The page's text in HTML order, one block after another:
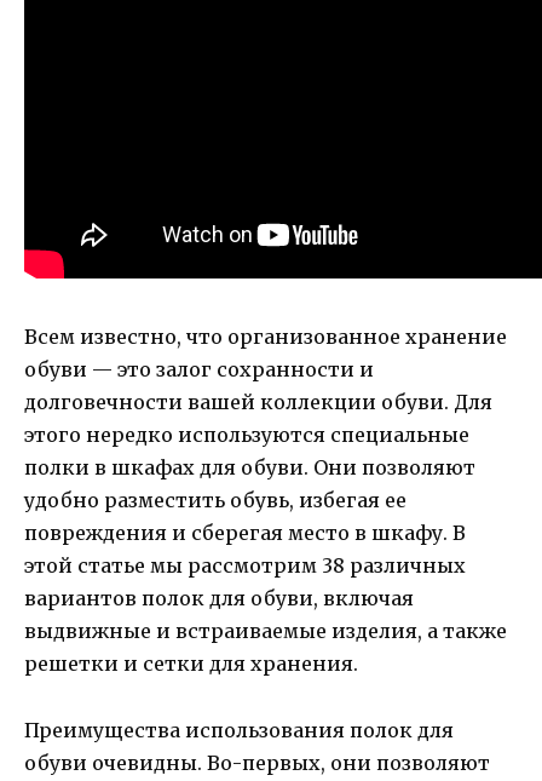
Всем известно, что организованное хранение
обуви — это залог сохранности и
долговечности вашей коллекции обуви. Для
этого нередко используются специальные
полки в шкафах для обуви. Они позволяют
удобно разместить обувь, избегая ее
повреждения и сберегая место в шкафу. В
этой статье мы рассмотрим 38 различных
вариантов полок для обуви, включая
выдвижные и встраиваемые изделия, а также
решетки и сетки для хранения.
Преимущества использования полок для
обуви очевидны. Во-первых, они позволяют